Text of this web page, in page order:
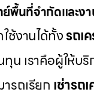
ย์พื้นที่จำกัดและง
ช้งานได้ทั้งรถเ
เราคือผู้ให้บริ
รถเรียก เช่ารถ